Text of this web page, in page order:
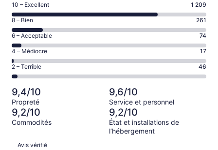
Note
de 10
–
Excellent,
d’après
1209 avis
sur 1607.
10 – Excellent 1 209
Note
de 8
–
Bien,
d’après
261 avis
sur 1607.
8 – Bien 261
Note
de 6
–
Acceptable,
d’après
sur 1607.
6 – Acceptable 74
Note
de 4
–
Médiocre,
d’après
17 avis
sur 1607.
4 – Médiocre 17
Note
de 2
–
Terrible,
d’après
46 avis
sur 1607.
2 – Terrible 46
9,4/10
Propreté
9,6/10
Service et personnel
9,2/10
Commodités
9,2/10
État et installations de
l’hébergement
Avis
Avis vérifié